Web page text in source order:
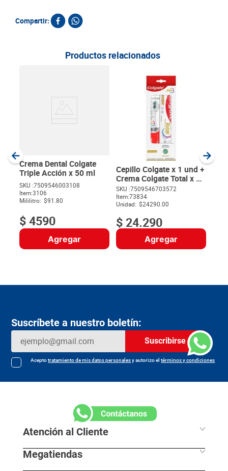
Compartir:
Productos relacionados
Crema Dental Colgate
Triple Acción x 50 ml
SKU :7509546003108
Item:3106
Mililitro: $91.80
$4590
Agregar
Cepillo Colgate x 1 und +
Crema Colgate Total x 63
g
SKU :7509546703572
Item:73834
Unidad: $24290.00
$ 24.290
Agregar
Suscríbete a nuestro boletín:
Suscribirse
Aceptotratamiento de mis datos personalesy autorizo eltérminos y condiciones
Atención al Cliente
Megatiendas